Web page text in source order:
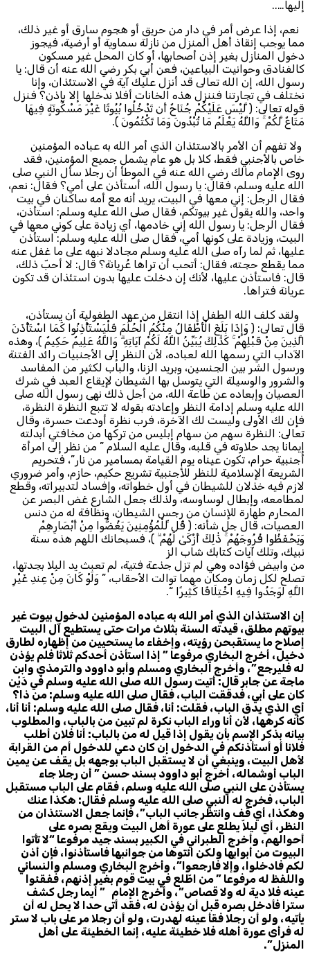
إليها…..
نعم، إذا عرض أمر في دار من حريق أو هجوم سارق أو غير ذلك،
مما يوجب إنقاذ أهل المنزل من نازلة سماوية أو أرضية، فيجوز
دخول المنازل بغير إذن أصحابها، أو كان المحل غير مسكون
كالفنادق وحوانيت البياعين، فعن أبي بكر رضي الله عنه أن قال: يا
رسول الله، إن الله تعالى قد أنزل عليك آية في الاستئذان، وإنا
نختلف في تجارتنا فننزل هذه الخانات أفلا ندخلها إلا بإذن؟ فنزل
قوله تعالى: ﴿ لَّيْسَ عَلَيْكُمْ جُنَاحٌ أَن تَدْخُلُوا بُيُوتًا غَيْرَ مَسْكُونَةٍ فِيهَا
مَتَاعٌ لَّكُمْ ۚ وَاللَّهُ يَعْلَمُ مَا تُبْدُونَ وَمَا تَكْتُمُونَ ﴾.
ولا تفهم أن الأمر بالاستئذان الذي أمر الله به عباده المؤمنين
خاص بالأجنبي فقط، كلا بل هو عام يشمل جميع المؤمنين، فقد
روى الإمام مالك رضي الله عنه في الموطأ أن رجلا سأل النبي صلى
الله عليه وسلم، فقال: يا رسول الله، أستأذن على أمي؟ فقال: نعم،
فقال الرجل: إني معها في البيت، يريد أنه مع أمه ساكنان في بيت
واحد، والله يقول غير بيوتكم، فقال صلى الله عليه وسلم: استأذن،
فقال الرجل: يا رسول الله إني خادمها، أي زيادة على كوني معها في
البيت، وزيادة على كونها أمي، فقال صلى الله عليه وسلم: استأذن
عليها، ثم لما رآه صلى الله عليه وسلم مجادلا نبهه على ما غفل عنه
مما يقطع حجته، فقال: أتحب أن تراها عُريانة؟ قال: لا أحبّ ذلك،
قال: فاستأذن عليها، لأنك إن دخلت عليها بدون استئذان قد تكون
عريانة فتراها.
ولقد كلف الله الطفل إذا انتقل من عهد الطفولية أن يستأذن،
قال تعالى: ﴿ وَإِذَا بَلَغَ الْأَطْفَالُ مِنْكُمُ الْحُلُمَ فَلْيَسْتَأْذِنُوا كَمَا اسْتَأْذَنَ
الَّذِينَ مِنْ قَبْلِهِمْ ۚ كَذَٰلِكَ يُبَيِّنُ اللَّهُ لَكُمْ آيَاتِهِ ۗ وَاللَّهُ عَلِيمٌ حَكِيمٌ ﴾، وهذه
الآداب التي رسمها الله لعباده، لأن النظر إلى الأجنبيات رائد الفتنة
ورسول الشر بين الجنسين، وبريد الزنا، والباب لكثير من المفاسد
والشرور والوسيلة التي يتوسل بها الشيطان لإيقاع العبد في شرك
العصيان وإبعاده عن طاعة الله، من أجل ذلك نهى رسول الله صلى
الله عليه وسلم إدامة النظر وإعادته بقوله لا تتبع النظرة النظرة،
فإن لك الأولى وليست لك الآخرة، فرب نظرة أودعت حسرة، وقال
تعالى: النظرة سهم من سهام إبليس من تركها من مخافتي أبدلته
إيمانا يجد حلاوته في قلبه، وقال عليه السلام ” من نظر إلى امرأة
أجنبية حرام، تكون عيناه يوم القيامة بمسامير من نار”، فتحريم
الشريعة الإسلامية للنظر للأجنبية تشريع حكيم، حازم، وأمر ضروري
لازم فيه خذلان للشيطان في أول خطواته، وإفساد لتدبيراته، وقطع
لمطامعه، وإبطال لوساوسه، ولذلك جعل الشارع غض البصر عن
المحارم طهارة للإنسان من رجس الشيطان، ونظافة له من دنس
العصيات، قال جل شأنه: ﴿ قُل لِّلْمُؤْمِنِينَ يَغُضُّوا مِنْ أَبْصَارِهِمْ
وَيَحْفَظُوا فُرُوجَهُمْ ۚ ذَٰلِكَ أَزْكَىٰ لَهُمْ ۗ ﴾، فسبحانك اللهم هذه سنة
نبيك، وتلك آيات كتابك شاب الز
من وابيض فؤاده وهي لم تزل جذعة فتية، لم تعبث يد البِلا بجدتها،
تصلح لكل زمان ومكان مهما توالت الأحقاب، ” وَلَوْ كَانَ مِنْ عِندِ غَيْرِ
اللَّهِ لَوَجَدُوا فِيهِ اخْتِلَافًا كَثِيرًا “.
إن الاستئذان الذي أمر الله به عباده المؤمنين لدخول بيوت غير
بيوتهم مطلق، قيدته السنة بثلاث مرات حتى يستطيع آل البيت
إصلاح ما يستقبحن رؤيته، وإخفاء ما يستحيين من إظهاره لطارق
دخيل، أخرج البخاري مرفوعا ” إذا استأذن أحدكم ثلاثا فلم يؤذن
له فليرجع”، وأخرج البخاري ومسلم وأبو داوود والترمذي وابن
ماجة عن جابر قال: أتيت رسول الله صلى الله عليه وسلم في دَيْن
كان على أبي، فدققت الباب، فقال صلى الله عليه وسلم: من ذا؟
أي الذي يدق الباب، فقلت: أنا، فقال صلى الله عليه وسلم: أنا أنا،
كأنه كرهها، لأن أنا وراء الباب نكرة لم تبين من بالباب، والمطلوب
بيانه بذكر الإسم بأن يقول إذا قيل له من بالباب: أنا فلان أطلب
فلانا أو أستأذنكم في الدخول إن كان دعي للدخول أم من القرابة
لأهل البيت، وينبغي أن لا يستقبل الباب بوجهه بل يقف عن يمين
الباب أوشماله، أخرج أبو داوود بسند حسن ” أن رجلا جاء
يستأذن على النبي صلى الله عليه وسلم، فقام على الباب مستقبل
الباب، فخرج له النبي صلى الله عليه وسلم فقال: هكذا عنك
وهكذا، أي قف وانتظر جانب الباب”، فإنما جعل الاستئذان من
النظر، أي ليلاّ يطلع على عورة أهل البيت ويقع بصره على
أحوالهم، وأخرج الطبراني في الكبير بسند جيد مرفوعا “لا تأتوا
البيوت من أبوابها ولكن ائتوها من جوانبها فاستأذنوا، فإن أذن
لكم فادخلوا، وإلا فارجعوا”، وأخرج البخاري ومسلم والنسائي
واللفظ له مرفوعا ” من اطّلع في بيت قوم بغير إذنهم، ففقئوا
عينه فلا دية له ولا قصاص”، وأخرج الإمام ” أيما رجل كشف
سترا فأدخل بصره قبل أن يؤذن له، فقد أتى حدا لا يحل له أن
يأتيه، ولو أن رجلا فقأ عينه لهدرت، ولو أن رجلا مر على باب لا ستر
له فرأى عورة أهله فلا خطيئة عليه، إنما الخطيئة على أهل
المنزل”.